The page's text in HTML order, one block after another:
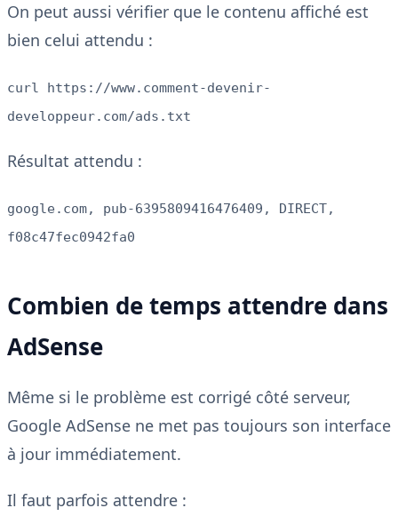
On peut aussi vérifier que le contenu affiché est
bien celui attendu :
curl https://www.comment-devenir-
developpeur.com/ads.txt
Résultat attendu :
google.com, pub-6395809416476409, DIRECT,
f08c47fec0942fa0
Combien de temps attendre dans
AdSense
Même si le problème est corrigé côté serveur,
Google AdSense ne met pas toujours son interface
à jour immédiatement.
Il faut parfois attendre :